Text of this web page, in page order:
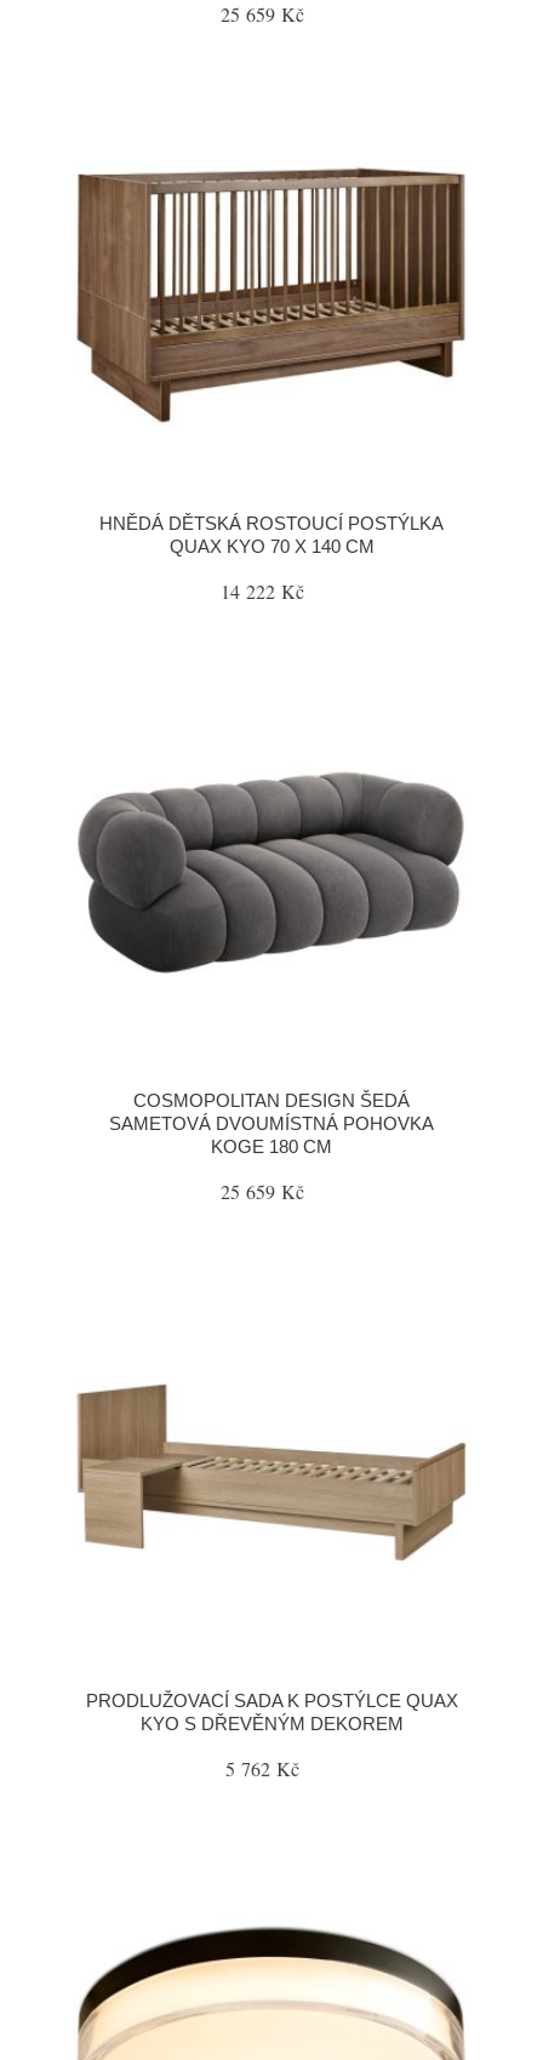
25 659 Kč
HNĚDÁ DĚTSKÁ ROSTOUCÍ POSTÝLKA
QUAX KYO 70 X 140 CM
14 222 Kč
COSMOPOLITAN DESIGN ŠEDÁ
SAMETOVÁ DVOUMÍSTNÁ POHOVKA
KOGE 180 CM
25 659 Kč
PRODLUŽOVACÍ SADA K POSTÝLCE QUAX
KYO S DŘEVĚNÝM DEKOREM
5 762 Kč